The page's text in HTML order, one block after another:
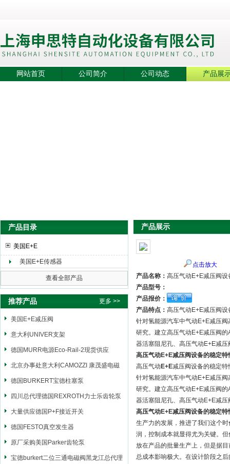
上海申思特自动化设备有限公司
网站首页 公司简介 公司动态 产品展
产品目录
美国E+E
美国E+E传感器
查看全部产品
推荐产品 更多 >>
美国E+E减压阀
意大利UNIVER支架
德国MURR电源Eco-Rail-2现货供应
北京办事处意大利CAMOZZI 康茂盛电磁
阀
德国BURKERT宝德柱塞泵
四川总代理德国REXROTH力士乐齿轮泵
大量供应德国P+F接近开关
德国FESTO真空发生器
原厂采购美国Parker齿轮泵
宝德burkert二位三通电磁阀黑龙江总代理
产品展示
点击放大
产品名称： 高压气动E+E减压阀设
产品型号：
产品报价：
产品特点： 高压气动E+E减压阀设
针对氢能源汽车中气动E+E减压
研究。建立高压气动E+E减压阀
器活塞阻尼孔、高压气动E+E减
高压气动E+E减压阀设备的稳定特
高压气动 E+E减压阀设备的稳定特
针对氢能源汽车中气动E+E减压
研究。建立高压气动E+E减压阀
器活塞阻尼孔、高压气动E+E减
高压气动E+E减压阀设备的稳定特
生产力的发展，推进了我们这个
润，控制成本就显得尤为关键。
放在产品的批量生产上，但是据
总成本影响极大。在设计阶段之